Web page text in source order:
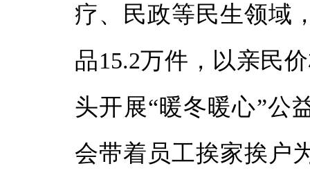
疗、民政等民生领域
品15.2万件，以亲民
头开展“暖冬暖心”公
会带着员工挨家挨户